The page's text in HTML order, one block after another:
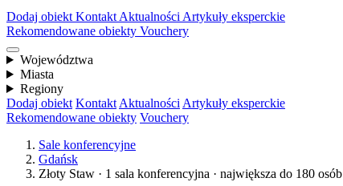
Dodaj obiekt Kontakt Aktualności Artykuły eksperckie
Rekomendowane obiekty Vouchery
Województwa
Miasta
Regiony
Dodaj obiekt Kontakt Aktualności Artykuły eksperckie
Rekomendowane obiekty Vouchery
Sale konferencyjne
Gdańsk
Złoty Staw · 1 sala konferencyjna · największa do 180 osób